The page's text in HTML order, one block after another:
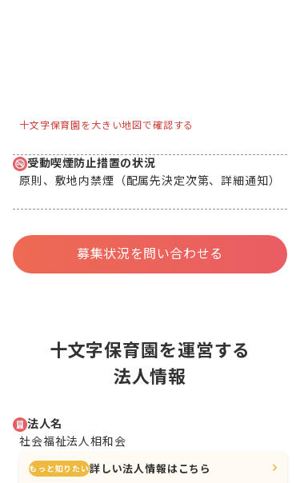
十文字保育園を大きい地図で確認する
受動喫煙防止措置の状況
原則、敷地内禁煙（配属先決定次第、詳細通知）
募集状況を問い合わせる
十文字保育園を運営する
法人情報
法人名
社会福祉法人相和会
もっと知りたい詳しい法人情報はこちら